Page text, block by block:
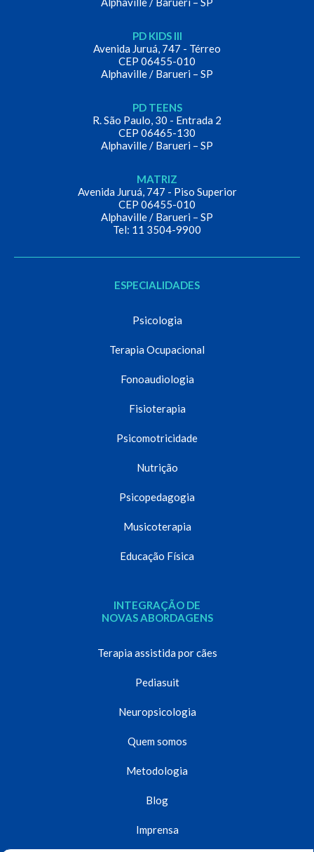
PD KIDS III
Avenida Juruá, 747 - Térreo
CEP 06455-010
Alphaville / Barueri – SP
PD TEENS
R. São Paulo, 30 - Entrada 2
CEP 06465-130
Alphaville / Barueri – SP
MATRIZ
Avenida Juruá, 747 - Piso Superior
CEP 06455-010
Alphaville / Barueri – SP
Tel: 11 3504-9900
ESPECIALIDADES
Psicologia
Terapia Ocupacional
Fonoaudiologia
Fisioterapia
Psicomotricidade
Nutrição
Psicopedagogia
Musicoterapia
Educação Física
INTEGRAÇÃO DE
NOVAS ABORDAGENS
Terapia assistida por cães
Pediasuit
Neuropsicologia
Quem somos
Metodologia
Blog
Imprensa